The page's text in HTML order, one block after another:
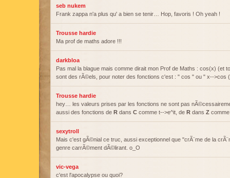
seb nukem
Frank zappa n'a plus qu' a bien se tenir… Hop, favoris ! Oh yeah !
Trousse hardie
Ma prof de maths adore !!!
darkbloa
Pas mal la blague mais comme dirait mon Prof de Maths : cos(x) (et
sont des rÃ©els, pour noter des fonctions c'est : " cos " ou " x-->cos
Trousse hardie
hey… les valeurs prises par les fonctions ne sont pas
aussi des fonctions de R dans C comme t-->e^it, de R dans Z
sexytroll
Mais c'est gÃ©nial ce truc, aussi exceptionnel que "crÃ¨me de la
genre carrÃ©ment dÃ©lirant. o_O
vic-vega
c'est l'apocalypse ou quoi?